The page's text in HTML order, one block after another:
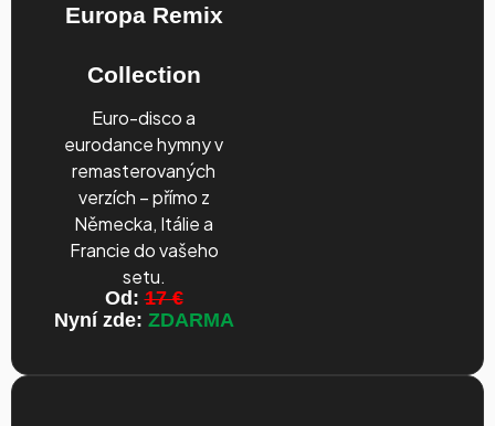
Europa Remix
Collection
Euro-disco a
eurodance hymny v
remasterovaných
verzích – přímo z
Německa, Itálie a
Francie do vašeho
setu.
Od: 17 €
Nyní zde: ZDARMA